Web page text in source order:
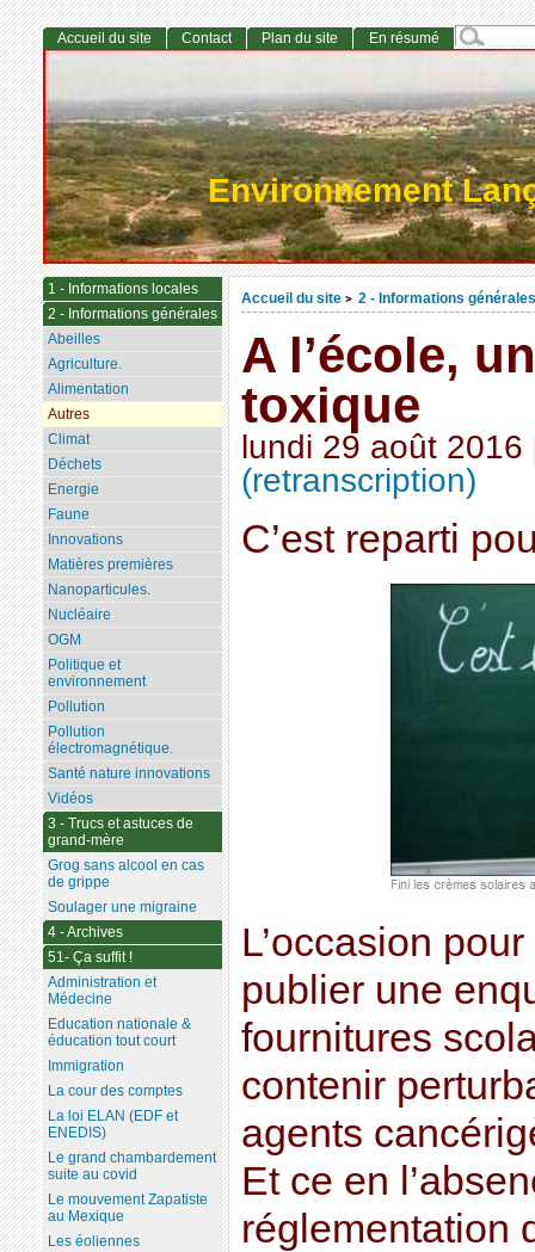
Environnement
Accueil du site > 2 - Informations générales
A l’école,
toxique
lundi 29 août 2016
(retranscription)
C’est reparti
L’occasion
publier une
fournitures
contenir
agents
Et ce en
réglementation
Accueil du site Contact Plan du site En résumé
1 - Informations locales
2 - Informations générales
Abeilles
Agriculture.
Alimentation
Autres
Climat
Déchets
Energie
Faune
Innovations
Matières premières
Nanoparticules.
Nucléaire
OGM
Politique et
environnement
Pollution
Pollution
électromagnétique.
Santé nature innovations
Vidéos
3 - Trucs et astuces de
grand-mère
Grog sans alcool en cas
de grippe
Soulager une migraine
4 - Archives
51- Ça suffit !
Administration et
Médecine
Education nationale &
éducation tout court
Immigration
La cour des comptes
La loi ELAN (EDF et
ENEDIS)
Le grand chambardement
suite au covid
Le mouvement Zapatiste
au Mexique
Les éoliennes